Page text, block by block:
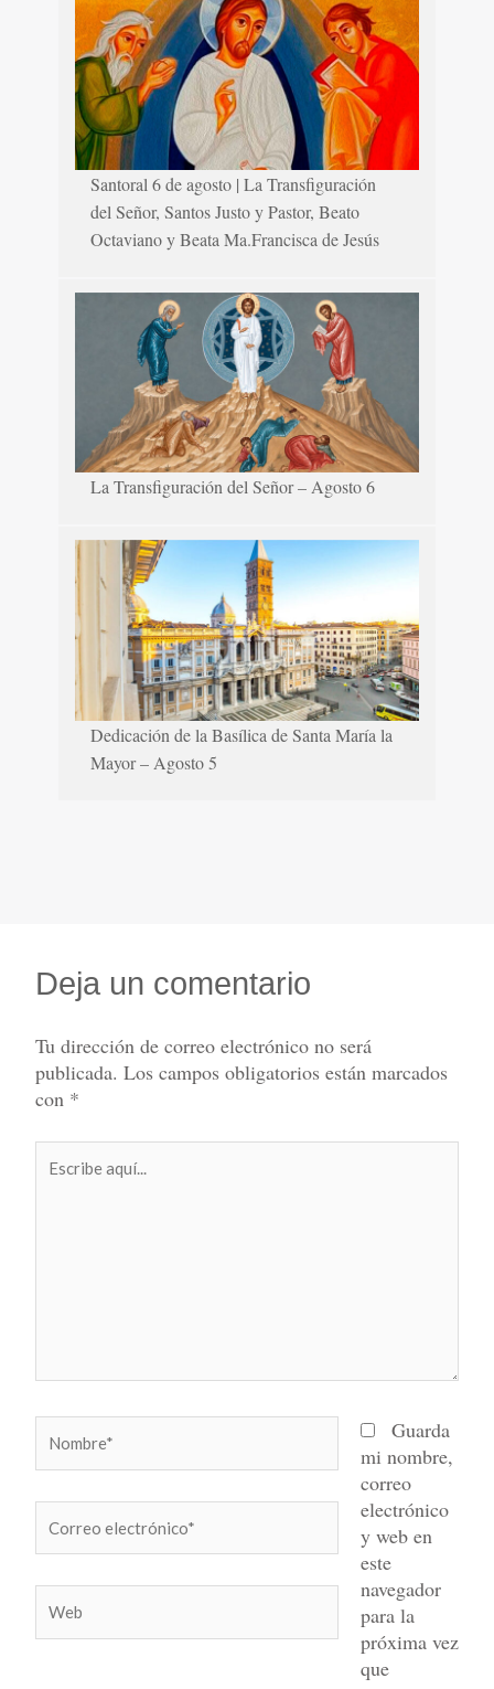
Santoral 6 de agosto | La Transfiguración
del Señor, Santos Justo y Pastor, Beato
Octaviano y Beata Ma.Francisca de Jesús
La Transfiguración del Señor – Agosto 6
Dedicación de la Basílica de Santa María la
Mayor – Agosto 5
Deja un comentario
Tu dirección de correo electrónico no será
publicada. Los campos obligatorios están marcados
con *
aquí...
electrónico*
Guarda
mi nombre,
correo
electrónico
y web en
este
navegador
para la
próxima vez
que